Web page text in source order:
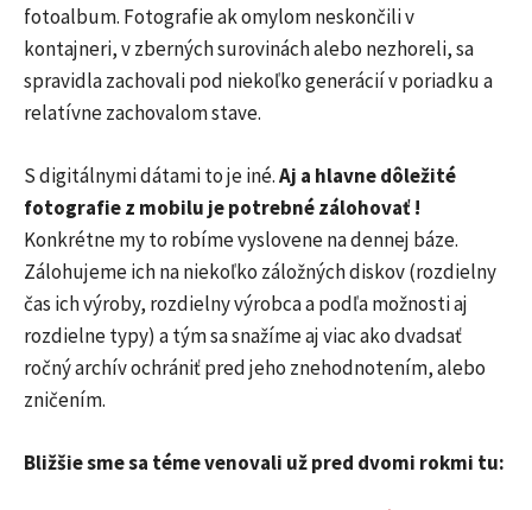
fotoalbum. Fotografie ak omylom neskončili v
kontajneri, v zberných surovinách alebo nezhoreli, sa
spravidla zachovali pod niekoľko generácií v poriadku a
relatívne zachovalom stave.
S digitálnymi dátami to je iné.Aj a hlavne dôležité
fotografie z mobilu je potrebné zálohovať !
Konkrétne my to robíme vyslovene na dennej báze.
Zálohujeme ich na niekoľko záložných diskov (rozdielny
čas ich výroby, rozdielny výrobca a podľa možnosti aj
rozdielne typy) a tým sa snažíme aj viac ako dvadsať
ročný archív ochrániť pred jeho znehodnotením, alebo
zničením.
Bližšie sme sa téme venovali už pred dvomi rokmi tu: